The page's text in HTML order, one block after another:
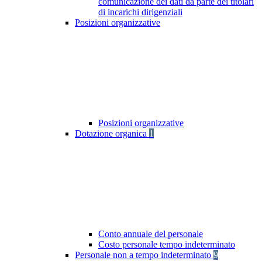
di incarichi dirigenziali
Posizioni organizzative
Posizioni organizzative
Dotazione organica 1
Conto annuale del personale
Costo personale tempo indeterminato
Personale non a tempo indeterminato 9